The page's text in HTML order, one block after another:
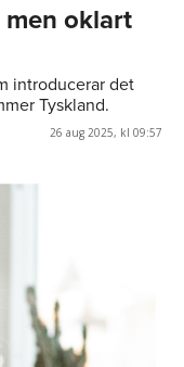
men oklart
introducerar det
Tyskland.
26 aug 2025, kl 09:57